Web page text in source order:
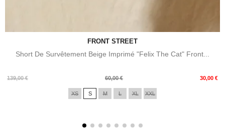
FRONT STREET
Short De Survêtement Beige Imprimé "Felix The Cat" Front...
139,00 €
Prix
60,00 € 30,00 €
Prix
XS S M L XL XXL